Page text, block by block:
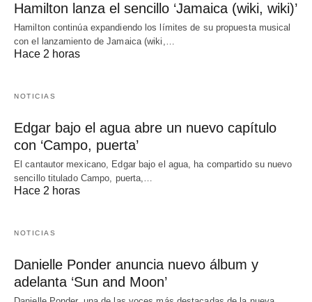
Hamilton lanza el sencillo ‘Jamaica (wiki, wiki)’
Hamilton continúa expandiendo los límites de su propuesta musical
con el lanzamiento de Jamaica (wiki,…
Hace 2 horas
NOTICIAS
Edgar bajo el agua abre un nuevo capítulo
con ‘Campo, puerta’
El cantautor mexicano, Edgar bajo el agua, ha compartido su nuevo
sencillo titulado Campo, puerta,…
Hace 2 horas
NOTICIAS
Danielle Ponder anuncia nuevo álbum y
adelanta ‘Sun and Moon’